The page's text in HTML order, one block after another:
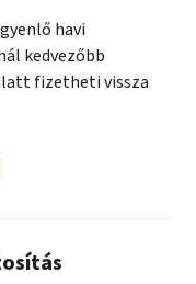
havi
kedvezőbb
fizetheti vissza